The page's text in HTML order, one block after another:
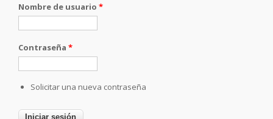
Nombre de usuario *
Contraseña *
Solicitar una nueva contraseña